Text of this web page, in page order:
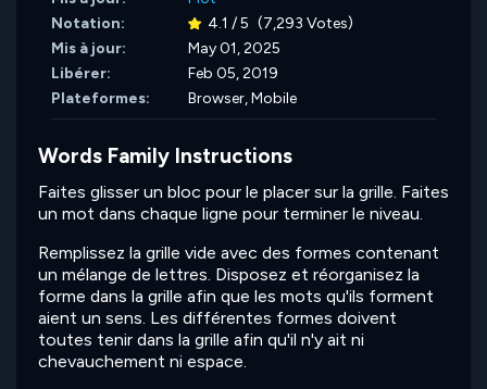
Notation:
4.1 / 5 (7,293 Votes)
Mis à jour:
May 01, 2025
Libérer:
Feb 05, 2019
Plateformes:
Browser, Mobile
Words Family Instructions
Faites glisser un bloc pour le placer sur la grille. Faites
un mot dans chaque ligne pour terminer le niveau.
Remplissez la grille vide avec des formes contenant
un mélange de lettres. Disposez et réorganisez la
forme dans la grille afin que les mots qu'ils forment
aient un sens. Les différentes formes doivent
toutes tenir dans la grille afin qu'il n'y ait ni
chevauchement ni espace.